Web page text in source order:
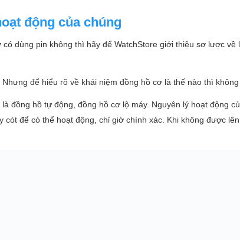
động của chúng
có dùng pin không thì hãy để WatchStore giới thiệu sơ lược về
để hiểu rõ về khái niệm đồng hồ cơ là thế nào thì
đồng hồ tự động, đồng hồ cơ lộ máy. Nguyên lý hoạt động
cót để có thể hoạt động, chỉ giờ chính xác. Khi không được